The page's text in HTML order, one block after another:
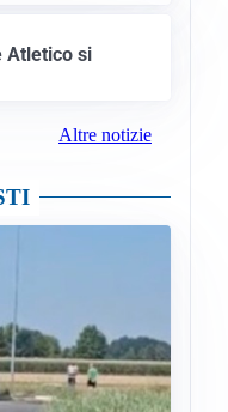
Atletico si
Altre notizie